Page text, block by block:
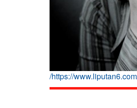
/https://